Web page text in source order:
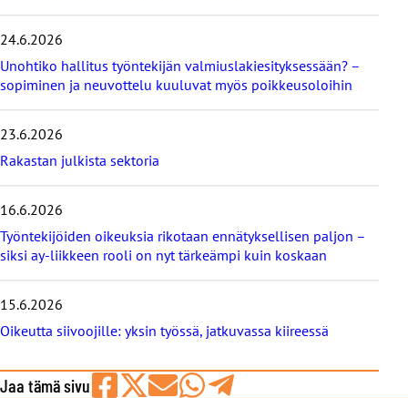
s
i
m
t
b
o
g
i
t
24.6.2026
Unohtiko hallitus työntekijän valmiuslakiesityksessään? –
sopiminen ja neuvottelu kuuluvat myös poikkeusoloihin
23.6.2026
Rakastan julkista sektoria
16.6.2026
Työntekijöiden oikeuksia rikotaan ennätyksellisen paljon –
siksi ay-liikkeen rooli on nyt tärkeämpi kuin koskaan
15.6.2026
Oikeutta siivoojille: yksin työssä, jatkuvassa kiireessä
Jaa tämä sivu